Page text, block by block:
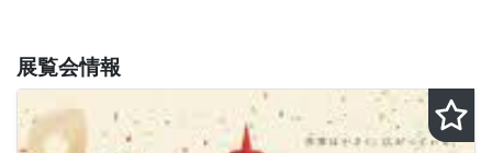
展覧会情報